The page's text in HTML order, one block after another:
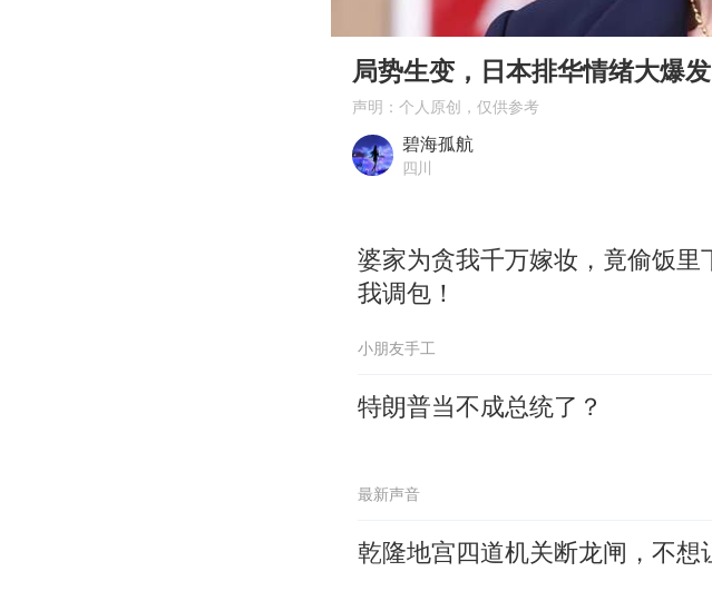
日本籍女网红在韩
恩比德变瘦引热议
总书记关心百姓身边
局势生变，日本排华情绪大爆
声明：个人原创，仅供参考
碧海孤航
四川
婆家为贪我千万嫁妆，竟偷饭里
我调包！
小朋友手工
特朗普当不成总统了？
最新声音
乾隆地宫四道机关断龙闸，不想